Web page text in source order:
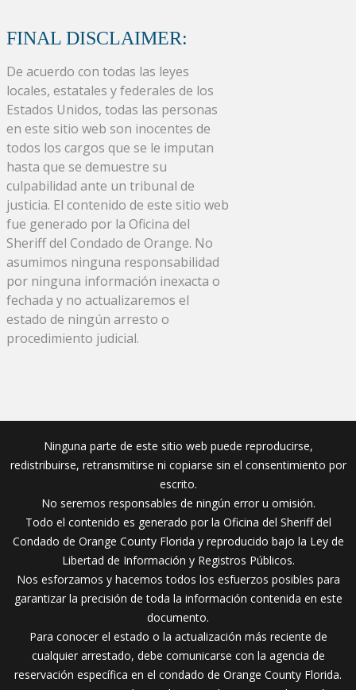
FINAL DISCLAIMER:
De acuerdo con todas las leyes
locales, estatales y federales de los
Estados Unidos, todas las personas
en este sitio web son inocentes de
todos los cargos que se le imputan
hasta que se demuestre su
culpabilidad ante un tribunal de
justicia. El contenido de este sitio web
fue generado por la Oficina del
Sheriff del Condado de Orange. No
asumimos ninguna responsabilidad
por ninguna información inexacta o
fechada y no actualizaremos el
estado de ningún arresto o
procedimiento judicial.
Ninguna parte de este sitio web puede reproducirse,
redistribuirse, retransmitirse ni copiarse sin el consentimiento por
escrito.
No seremos responsables de ningún error u omisión.
Todo el contenido es generado por la Oficina del Sheriff del
Condado de Orange County Florida y reproducido bajo la Ley de
Libertad de Información y Registros Públicos.
Nos esforzamos y hacemos todos los esfuerzos posibles para
garantizar la precisión de toda la información contenida en este
documento.
Para conocer el estado o la actualización más reciente de
cualquier arrestado, debe comunicarse con la agencia de
reservación específica en el condado de Orange County Florida.